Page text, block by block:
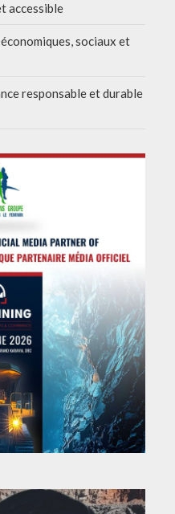
accessible
sociaux et
responsable et durable